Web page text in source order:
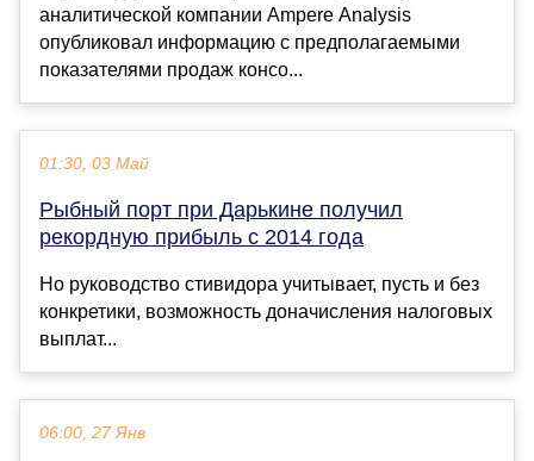
аналитической компании Ampere Analysis
опубликовал информацию с предполагаемыми
показателями продаж консо...
01:30, 03 Май
Рыбный порт при Дарькине получил
рекордную прибыль с 2014 года
Но руководство стивидора учитывает, пусть и без
конкретики, возможность доначисления налоговых
выплат...
06:00, 27 Янв